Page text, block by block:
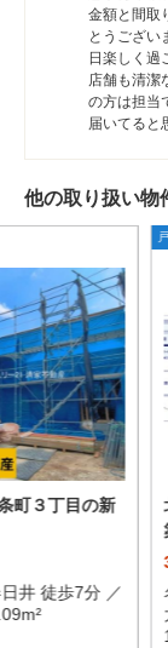
金額と間取
とうござい
日楽しく過
店舗も清潔
の方は担当
届いてると
他の取り扱い物
町３丁目の新
井 徒歩7分 ／